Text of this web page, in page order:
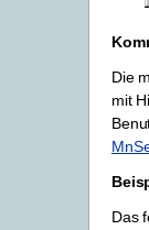
Die
mit
Das